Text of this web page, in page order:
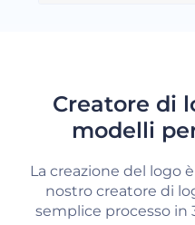
Creatore di
modelli
La creazione del logo
nostro creatore di
semplice processo in